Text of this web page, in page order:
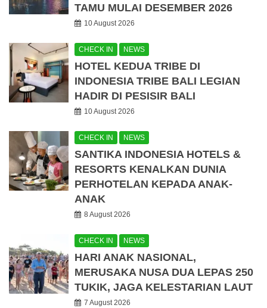
TAMU MULAI DESEMBER 2026
10 August 2026
CHECK IN NEWS
HOTEL KEDUA TRIBE DI
INDONESIA TRIBE BALI LEGIAN
HADIR DI PESISIR BALI
10 August 2026
CHECK IN NEWS
SANTIKA INDONESIA HOTELS &
RESORTS KENALKAN DUNIA
PERHOTELAN KEPADA ANAK-
ANAK
8 August 2026
CHECK IN NEWS
HARI ANAK NASIONAL,
MERUSAKA NUSA DUA LEPAS 250
TUKIK, JAGA KELESTARIAN LAUT
7 August 2026